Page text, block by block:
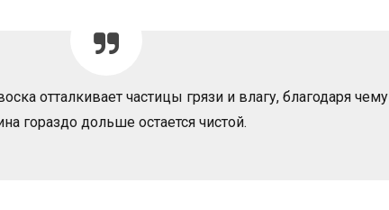
отталкивает частицы грязи и влагу, благодаря чему
гораздо дольше остается чистой.